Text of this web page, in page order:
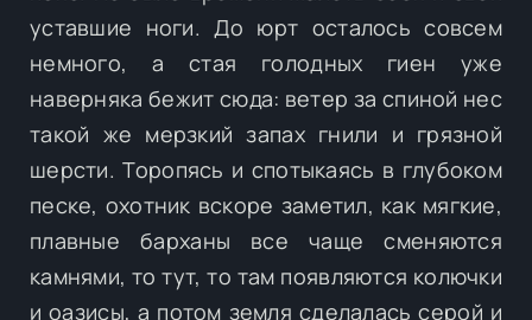
уставшие ноги. До юрт осталось совсем
немного, а стая голодных гиен уже
наверняка бежит сюда: ветер за спиной нес
такой же мерзкий запах гнили и грязной
шерсти. Торопясь и спотыкаясь в глубоком
песке, охотник вскоре заметил, как мягкие,
плавные барханы все чаще сменяются
камнями, то тут, то там появляются колючки
и оазисы, а потом земля сделалась серой и